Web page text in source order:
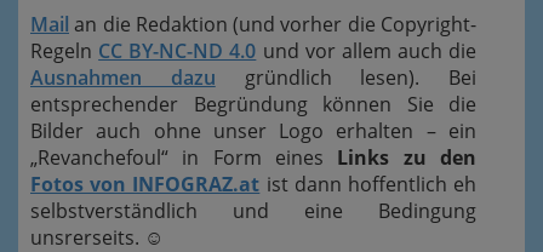
Mail an die Redaktion (und vorher die Copyright-
Regeln CC BY-NC-ND 4.0 und vor allem auch die
Ausnahmen dazu gründlich lesen). Bei
entsprechender Begründung können Sie die
Bilder auch ohne unser Logo erhalten – ein
„Revanchefoul“ in Form eines Links zu den
Fotos von INFOGRAZ.at ist dann hoffentlich eh
selbstverständlich und eine Bedingung
unsrerseits. ☺